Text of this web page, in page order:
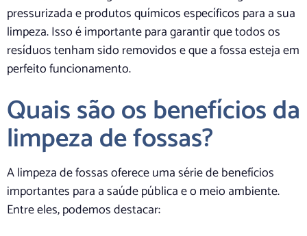
pressurizada e produtos químicos específicos para a sua
limpeza. Isso é importante para garantir que todos os
resíduos tenham sido removidos e que a fossa esteja em
perfeito funcionamento.
Quais são os benefícios da
limpeza de fossas?
A limpeza de fossas oferece uma série de benefícios
importantes para a saúde pública e o meio ambiente.
Entre eles, podemos destacar: